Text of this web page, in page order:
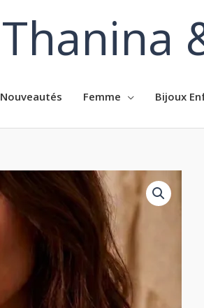
Thanina
Nouveautés Femme Bijoux